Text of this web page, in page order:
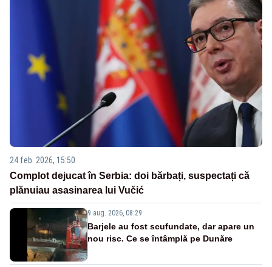
24 feb. 2026, 15:50
Complot dejucat în Serbia: doi bărbați, suspectați că
plănuiau asasinarea lui Vučić
9 aug. 2026, 08:29
Barjele au fost scufundate, dar apare un
nou risc. Ce se întâmplă pe Dunăre